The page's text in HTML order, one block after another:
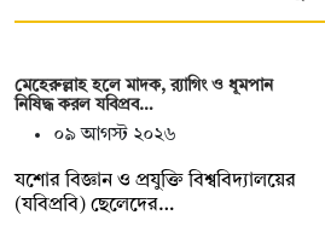
মেহেরুল্লাহ হলে মাদক, র‍্যাগিং ও ধূমপান
নিষিদ্ধ করল যবিপ্রব…
০৯ আগস্ট ২০২৬
যশোর বিজ্ঞান ও প্রযুক্তি বিশ্ববিদ্যালয়ের
(যবিপ্রবি) ছেলেদের…